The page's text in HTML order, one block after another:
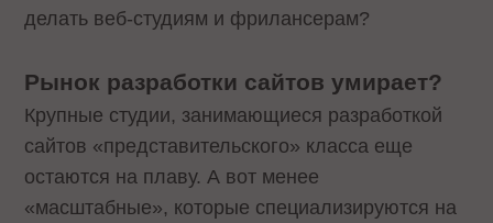
делать веб-студиям и фрилансерам?
Рынок разработки сайтов умирает?
Крупные студии, занимающиеся разработкой
сайтов «представительского» класса еще
остаются на плаву. А вот менее
«масштабные», которые специализируются на